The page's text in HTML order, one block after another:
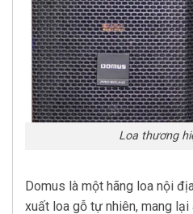
Loa thương
Domus là một hãng loa nội
xuất loa gỗ tự nhiên, mang lại